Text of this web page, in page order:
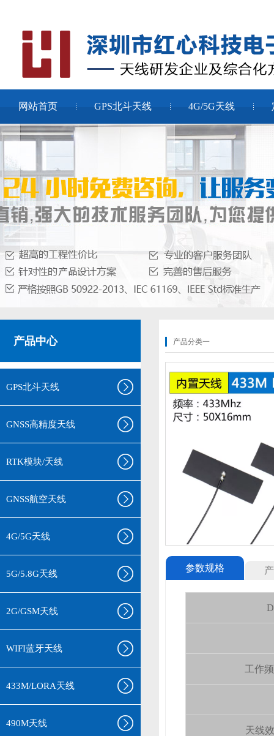
网站首页 GPS北斗天线 4G/5G天线
产品中心
GPS北斗天线
GNSS高精度天线
RTK模块/天线
GNSS航空天线
4G/5G天线
5G/5.8G天线
2G/GSM天线
WIFI蓝牙天线
433M/LORA天线
490M天线
产品分类一
参数规格
工作
天线